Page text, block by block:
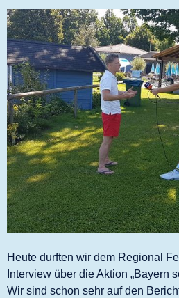
Heute durften wir dem Regional
Interview über die Aktion „Bayern
Wir sind schon sehr auf den